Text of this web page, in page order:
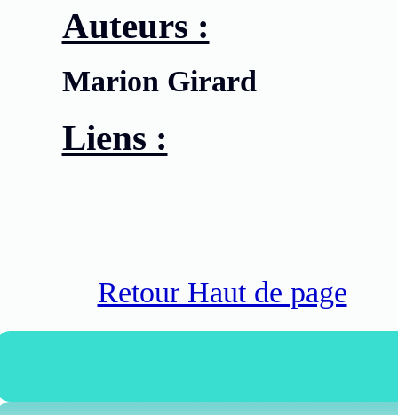
Auteurs :
Marion Girard
Liens :
Retour Haut de page